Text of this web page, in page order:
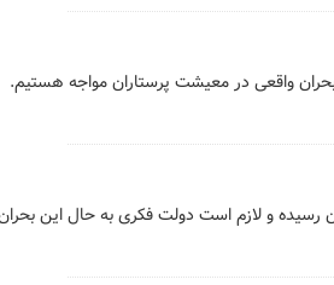
واقعی در معیشت پرستاران مواجه هستیم.
رسیده و لازم است دولت فکری به حال این